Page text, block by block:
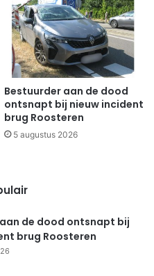
Bestuurder aan de dood
ontsnapt bij nieuw incident
brug Roosteren
5 augustus 2026
de dood ontsnapt bij
brug Roosteren